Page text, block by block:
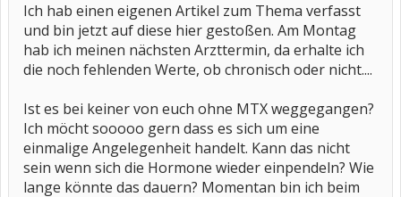
Ich hab einen eigenen Artikel zum Thema verfasst
und bin jetzt auf diese hier gestoßen. Am Montag
hab ich meinen nächsten Arzttermin, da erhalte ich
die noch fehlenden Werte, ob chronisch oder nicht....
Ist es bei keiner von euch ohne MTX weggegangen?
Ich möcht sooooo gern dass es sich um eine
einmalige Angelegenheit handelt. Kann das nicht
sein wenn sich die Hormone wieder einpendeln? Wie
lange könnte das dauern? Momentan bin ich beim